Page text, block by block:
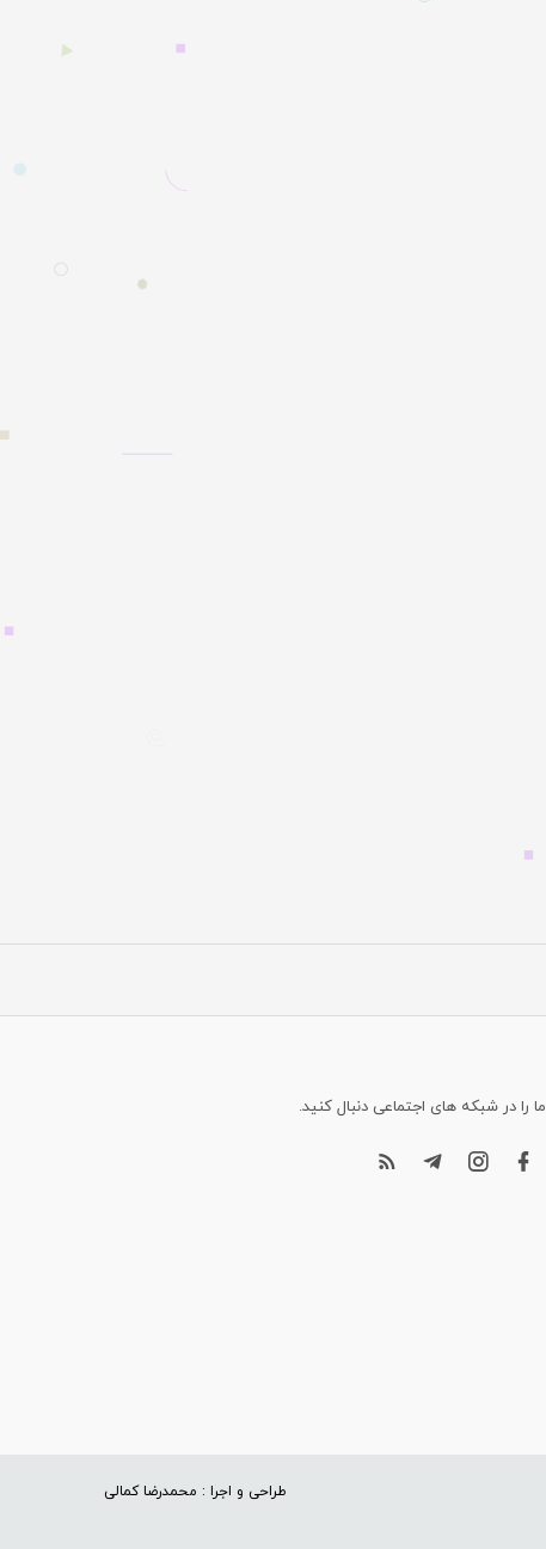
ما را در شبکه های اجتماعی دنبال کنید.
طراحی و اجرا : محمدرضا کمالی